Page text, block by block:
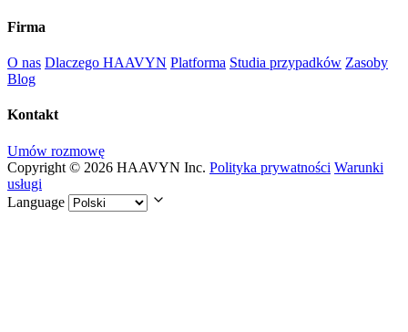
Firma
O nas Dlaczego HAAVYN Platforma Studia przypadków Zasoby
Blog
Kontakt
Umów rozmowę
Copyright © 2026 HAAVYN Inc. Polityka prywatności Warunki
usługi
Language